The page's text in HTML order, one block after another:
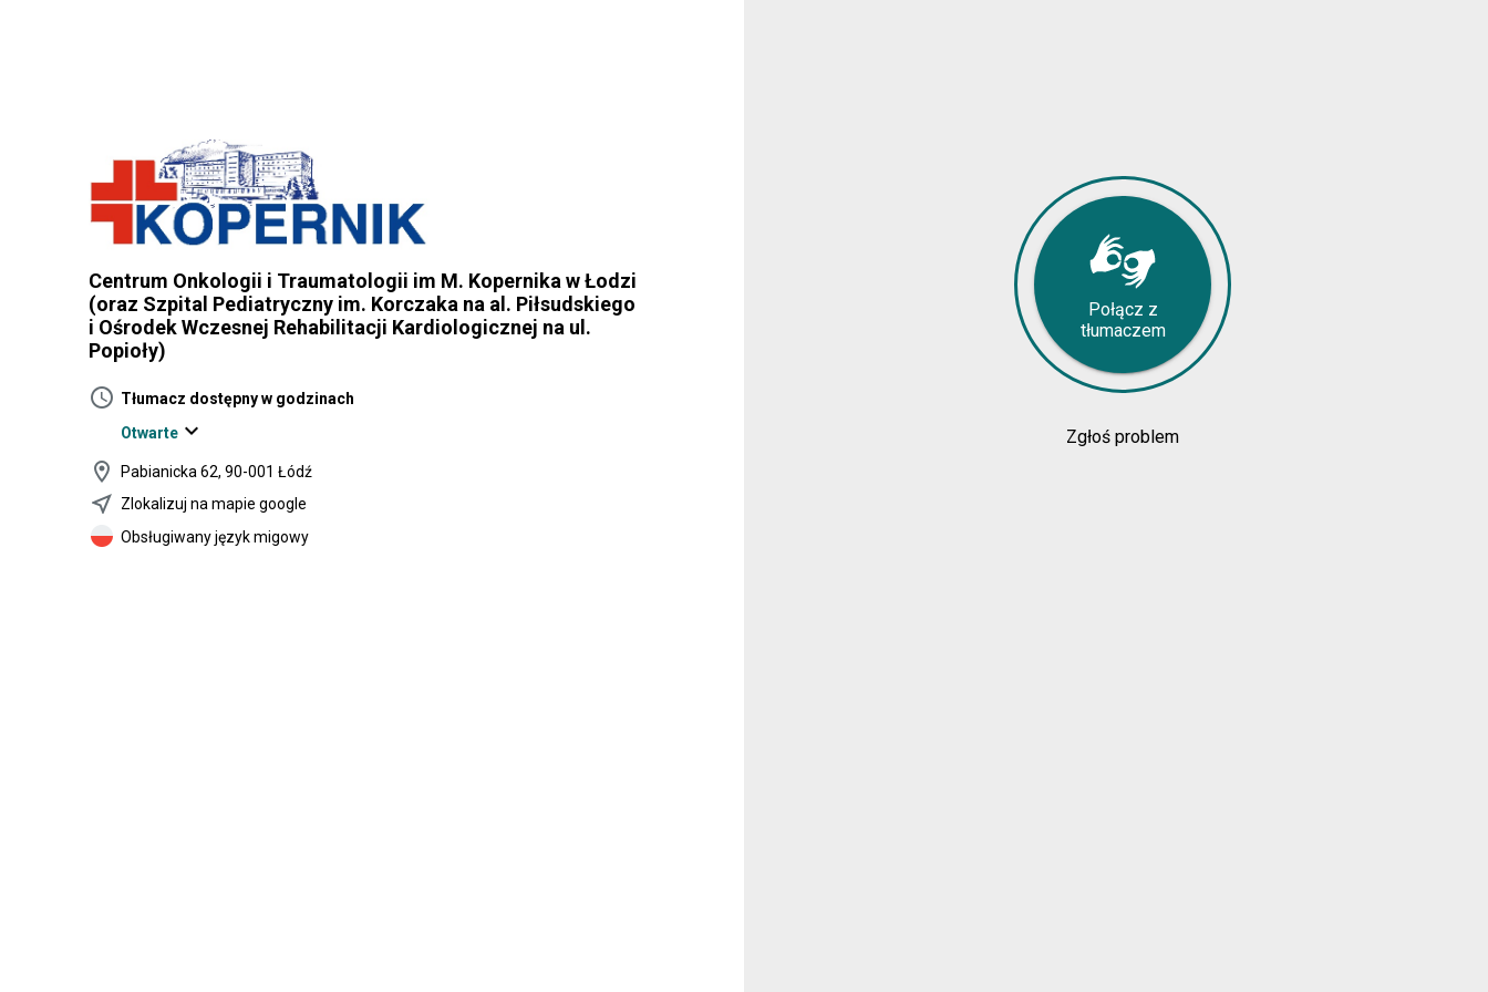
Centrum Onkologii i Traumatologii im M. Kopernika w Łodzi
(oraz Szpital Pediatryczny im. Korczaka na al. Piłsudskiego
i Ośrodek Wczesnej Rehabilitacji Kardiologicznej na ul.
Popioły)
schedule Tłumacz dostępny w godzinach
Otwarte expand_more
location_on
Pabianicka 62, 90-001 Łódź
near_me Zlokalizuj na mapie google
Obsługiwany język migowy
Połącz z
tłumaczem
Zgłoś problem